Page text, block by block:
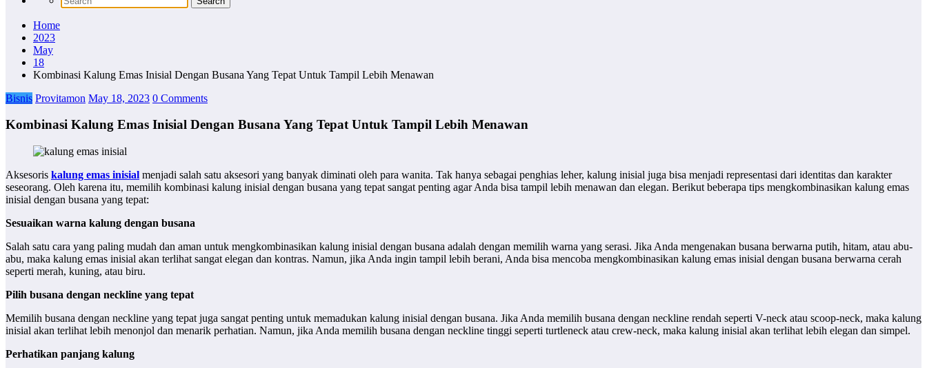
Home
2023
May
18
Kombinasi Kalung Emas Inisial Dengan Busana Yang Tepat Untuk Tampil Lebih Menawan
Bisnis Provitamon May 18, 2023 0 Comments
Kombinasi Kalung Emas Inisial Dengan Busana Yang Tepat Untuk Tampil Lebih Menawan
Aksesoris kalung emas inisial menjadi salah satu aksesori yang banyak diminati oleh para wanita. Tak hanya sebagai penghias leher, kalung inisial juga bisa menjadi representasi dari identitas dan karakter
seseorang. Oleh karena itu, memilih kombinasi kalung inisial dengan busana yang tepat sangat penting agar Anda bisa tampil lebih menawan dan elegan. Berikut beberapa tips mengkombinasikan kalung emas
inisial dengan busana yang tepat:
Sesuaikan warna kalung dengan busana
Salah satu cara yang paling mudah dan aman untuk mengkombinasikan kalung inisial dengan busana adalah dengan memilih warna yang serasi. Jika Anda mengenakan busana berwarna putih, hitam, atau abu-
abu, maka kalung emas inisial akan terlihat sangat elegan dan kontras. Namun, jika Anda ingin tampil lebih berani, Anda bisa mencoba mengkombinasikan kalung emas inisial dengan busana berwarna cerah
seperti merah, kuning, atau biru.
Pilih busana dengan neckline yang tepat
Memilih busana dengan neckline yang tepat juga sangat penting untuk memadukan kalung inisial dengan busana. Jika Anda memilih busana dengan neckline rendah seperti V-neck atau scoop-neck, maka kalung
inisial akan terlihat lebih menonjol dan menarik perhatian. Namun, jika Anda memilih busana dengan neckline tinggi seperti turtleneck atau crew-neck, maka kalung inisial akan terlihat lebih elegan dan simpel.
Perhatikan panjang kalung